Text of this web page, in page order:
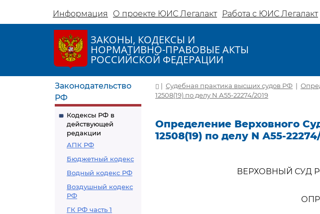
Информация О проекте ЮИС Легалакт Работа с ЮИС Легалакт
ЗАКОНЫ, КОДЕКСЫ И
НОРМАТИВНО-ПРАВОВЫЕ АКТЫ
РОССИЙСКОЙ ФЕДЕРАЦИИ
Законодательство
РФ
Кодексы РФ в
действующей
редакции
АПК РФ
Бюджетный кодекс
Водный кодекс РФ
Воздушный кодекс
РФ
ГК РФ часть 1
| Судебная практика высших судов РФ |
12508(19) по делу N А55-22274/2019
Определение Верховного
12508(19) по делу N А55-
ВЕРХОВНЫЙ СУД